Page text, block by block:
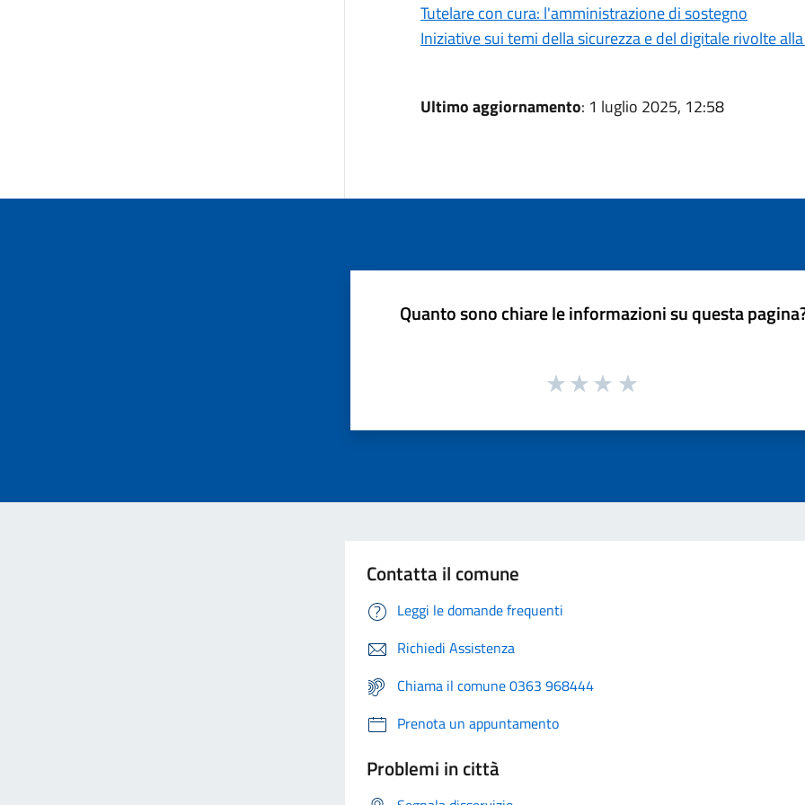
Tutelare con cura: l'amministrazione di sostegno
Iniziative sui temi della sicurezza e del digitale rivolte
Ultimo aggiornamento: 1 luglio 2025, 12:58
Quanto sono chiare le informazioni su questa
Contatta il comune
Leggi le domande frequenti
Richiedi Assistenza
Chiama il comune 0363 968444
Prenota un appuntamento
Problemi in città